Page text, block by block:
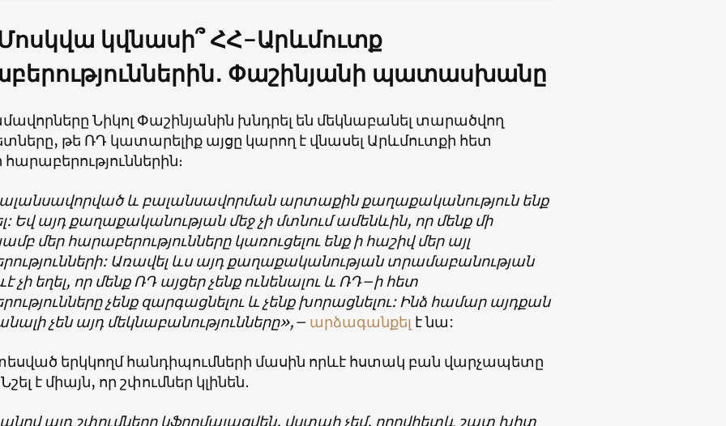
Մոսկվա կվնասի՞ ՀՀ-Արևմուտք
․ Փաշինյանի պատասխանը
Նիկոլ Փաշինյանին խնդրել են մեկնաբանել տարածվող
թե ՌԴ կատարելիք այցը կարող է վնասել Արևմուտքի հետ
և բալանսավորման արտաքին քաղաքականություն ենք
Եվ այդ քաղաքականության մեջ չի մտնում ամենևին, որ մենք մի
մեր հարաբերությունները կառուցելու ենք ի հաշիվ մեր այլ
Առավել ևս այդ քաղաքականության տրամաբանության
չի եղել, որ մենք ՌԴ այցեր չենք ունենալու և ՌԴ–ի հետ
չենք զարգացնելու և չենք խորացնելու: Ինձ համար այդքան
չեն այդ մեկնաբանությունները»,– արձագանքել է նա:
երկկողմ հանդիպումների մասին որևէ հստակ բան վարչապետը
է միայն, որ շփումներ կլինեն․
այդ շփումները կֆորմալացվեն, վստահ չեմ, որովհետև շատ խիտ